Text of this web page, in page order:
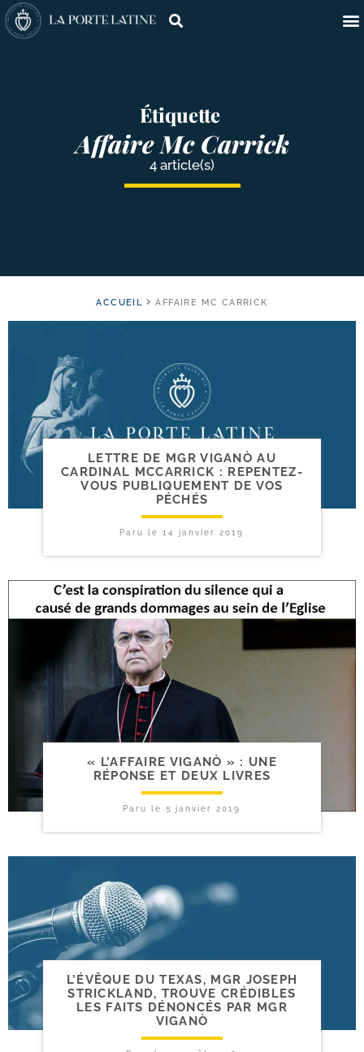
Étiquette
Affaire Mc Carrick
4 article(s)
ACCUEIL AFFAIRE MC CARRICK
LETTRE DE MGR VIGANÒ AU
CARDINAL MCCARRICK : REPENTEZ-​
VOUS PUBLIQUEMENT DE VOS
PÉCHÉS
Paru le14 janvier 2019
« L’AFFAIRE VIGANÒ » : UNE
RÉPONSE ET DEUX LIVRES
Paru le5 janvier 2019
L’ÉVÊQUE DU TEXAS, MGR JOSEPH
STRICKLAND, TROUVE CRÉDIBLES
LES FAITS DÉNONCÉS PAR MGR
VIGANÒ